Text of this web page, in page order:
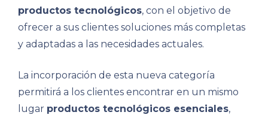
productos tecnológicos, con el objetivo de
ofrecer a sus clientes soluciones más completas
y adaptadas a las necesidades actuales.
La incorporación de esta nueva categoría
permitirá a los clientes encontrar en un mismo
lugar productos tecnológicos esenciales,